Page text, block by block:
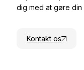
dig med at gøre
Kontakt os